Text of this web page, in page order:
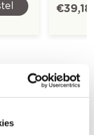
€ 39,18
Geel
2023